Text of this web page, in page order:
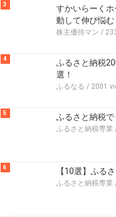
3
すかいらーく
動して伸び悩む
株主優待マン /
4
ふるさと納税
選！
ふるなる / 2001
5 ふるさと納税
ふるさと納税専業
6 【10選】ふる
ふるさと納税専業